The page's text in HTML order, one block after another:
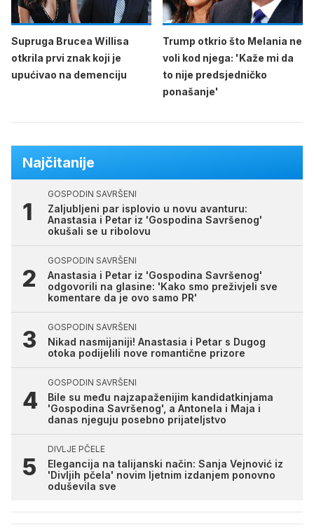
Supruga Brucea Willisa
otkrila prvi znak koji je
upućivao na demenciju
Trump otkrio što Melania ne
voli kod njega: 'Kaže mi da
to nije predsjedničko
ponašanje'
Najčitanije
GOSPODIN SAVRŠENI
Zaljubljeni par isplovio u novu avanturu:
Anastasia i Petar iz 'Gospodina Savršenog'
okušali se u ribolovu
GOSPODIN SAVRŠENI
Anastasia i Petar iz 'Gospodina Savršenog'
odgovorili na glasine: 'Kako smo preživjeli sve
komentare da je ovo samo PR'
GOSPODIN SAVRŠENI
Nikad nasmijaniji! Anastasia i Petar s Dugog
otoka podijelili nove romantične prizore
GOSPODIN SAVRŠENI
Bile su među najzapaženijim kandidatkinjama
'Gospodina Savršenog', a Antonela i Maja i
danas njeguju posebno prijateljstvo
DIVLJE PČELE
Elegancija na talijanski način: Sanja Vejnović iz
'Divljih pčela' novim ljetnim izdanjem ponovno
oduševila sve